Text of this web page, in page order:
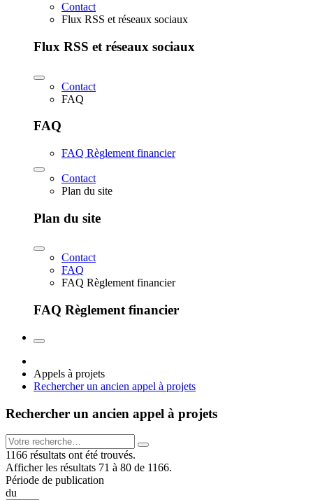
Contact
Flux RSS et réseaux sociaux
Flux RSS et réseaux sociaux
Contact
FAQ
FAQ
FAQ Règlement financier
Contact
Plan du site
Plan du site
Contact
FAQ
FAQ Règlement financier
FAQ Règlement financier
Appels à projets
Rechercher un ancien appel à projets
Rechercher un ancien appel à projets
1166 résultats ont été trouvés.
Afficher les résultats 71 à 80 de 1166.
Période de publication
du